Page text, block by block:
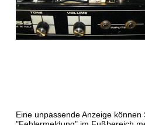
Eine unpassende Anzeige können